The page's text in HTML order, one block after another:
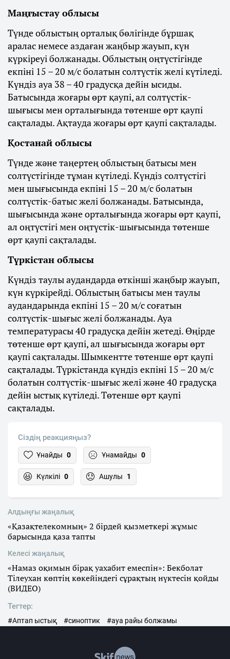
Маңғыстау облысы
Түнде облыстың орталық бөлігінде бұршақ
аралас немесе аздаған жаңбыр жауып, күн
күркіреуі болжанады. Облыстың оңтүстігінде
екпіні 15 – 20 м/с болатын солтүстік желі күтіледі.
Күндіз ауа 38 – 40 градусқа дейін ысиды.
Батысында жоғары өрт қаупі, ал солтүстік-
шығысы мен орталығында төтенше өрт қаупі
сақталады. Ақтауда жоғары өрт қаупі сақталады.
Қостанай облысы
Түнде және таңертең облыстың батысы мен
солтүстігінде тұман күтіледі. Күндіз солтүстігі
мен шығысында екпіні 15 – 20 м/с болатын
солтүстік-батыс желі болжанады. Батысында,
шығысында және орталығында жоғары өрт қаупі,
ал оңтүстігі мен оңтүстік-шығысында төтенше
өрт қаупі сақталады.
Түркістан облысы
Күндіз таулы аудандарда өткінші жаңбыр жауып,
күн күркірейді. Облыстың батысы мен таулы
аудандарында екпіні 15 – 20 м/с соғатын
солтүстік-шығыс желі болжанады. Ауа
температурасы 40 градусқа дейін жетеді. Өңірде
төтенше өрт қаупі, ал шығысында жоғары өрт
қаупі сақталады. Шымкентте төтенше өрт қаупі
сақталады. Түркістанда күндіз екпіні 15 – 20 м/с
болатын солтүстік-шығыс желі және 40 градусқа
дейін ыстық күтіледі. Төтенше өрт қаупі
сақталады.
Сіздің реакцияңыз?
Ұнайды 0 Ұнамайды 0
Күлкілі 0 Ашулы 1
Алдыңғы жаңалық
«Қазақтелекомның» 2 бірдей қызметкері жұмыс
барысында қаза тапты
Келесі жаңалық
«Намаз оқимын бірақ уахабит емеспін»: Бекболат
Тілеухан көптің көкейіндегі сұрақтың нүктесін қойды
(ВИДЕО)
Тегтер:
#Аптап ыстық #синоптик #ауа райы болжамы